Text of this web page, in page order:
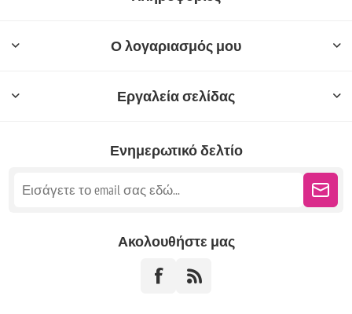
Ο λογαριασμός μου
Εργαλεία σελίδας
Ενημερωτικό δελτίο
Ακολουθήστε μας